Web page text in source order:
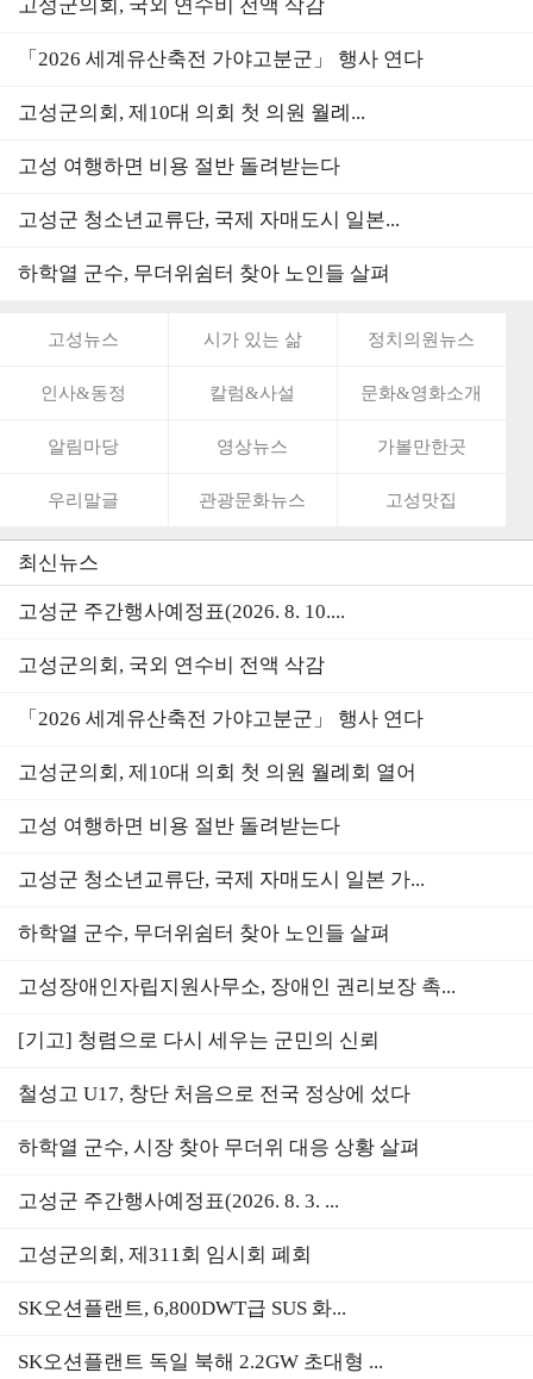
고성군의회, 국외 연수비 전액 삭감
「2026 세계유산축전 가야고분군」 행사 연다
고성군의회, 제10대 의회 첫 의원 월례...
고성 여행하면 비용 절반 돌려받는다
고성군 청소년교류단, 국제 자매도시 일본...
하학열 군수, 무더위쉼터 찾아 노인들 살펴
고성뉴스 시가 있는 삶 정치의원뉴스
인사&동정 칼럼&사설 문화&영화소개
알림마당 영상뉴스 가볼만한곳
우리말글 관광문화뉴스 고성맛집
최신뉴스
고성군 주간행사예정표(2026. 8. 10....
고성군의회, 국외 연수비 전액 삭감
「2026 세계유산축전 가야고분군」 행사 연다
고성군의회, 제10대 의회 첫 의원 월례회 열어
고성 여행하면 비용 절반 돌려받는다
고성군 청소년교류단, 국제 자매도시 일본 가...
하학열 군수, 무더위쉼터 찾아 노인들 살펴
고성장애인자립지원사무소, 장애인 권리보장 촉...
[기고] 청렴으로 다시 세우는 군민의 신뢰
철성고 U17, 창단 처음으로 전국 정상에 섰다
하학열 군수, 시장 찾아 무더위 대응 상황 살펴
고성군 주간행사예정표(2026. 8. 3. ...
고성군의회, 제311회 임시회 폐회
SK오션플랜트, 6,800DWT급 SUS 화...
SK오션플랜트 독일 북해 2.2GW 초대형 ...